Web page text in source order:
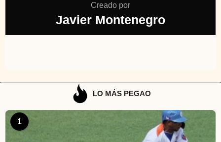
Creado por
Javier Montenegro
LO MÁS PEGAO
1